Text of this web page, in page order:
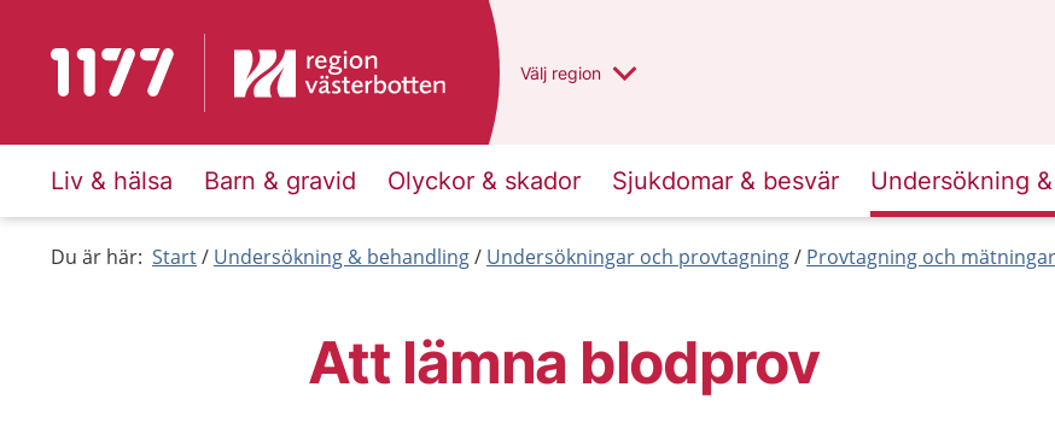
Till startsidan för 1177 Du har valt region
Välj en annan
region
Liv & hälsa Barn & gravid Olyckor & skador Sjukdomar & besvär Undersökning
Du är här: Start Undersökning & behandling Undersökningar och provtagning Provtagning och mätningar
Att lämna blodprov